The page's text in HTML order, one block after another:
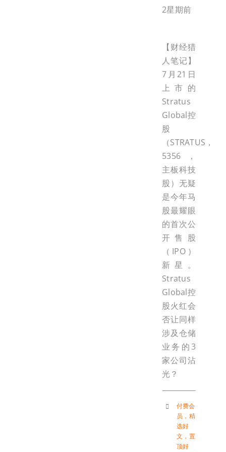
2星期前
【财经猎
人笔记】
7月21日
上市的
Stratus
Global控
股
（STRATUS，
5356，
主板科技
股）无疑
是今年马
股最耀眼
的首次公
开售股
（IPO）
新星。
Stratus
Global控
股火红会
否让同样
涉及仓储
业务的3
家公司沾
光？
付费会
员 ， 精
选好
文 ， 置
顶好